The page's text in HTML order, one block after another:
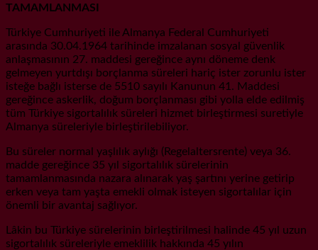
TAMAMLANMASI
Türkiye Cumhuriyeti ile Almanya Federal Cumhuriyeti
arasında 30.04.1964 tarihinde imzalanan sosyal güvenlik
anlaşmasının 27. maddesi gereğince aynı döneme denk
gelmeyen yurtdışı borçlanma süreleri hariç ister zorunlu ister
isteğe bağlı isterse de 5510 sayılı Kanunun 41. Maddesi
gereğince askerlik, doğum borçlanması gibi yolla elde edilmiş
tüm Türkiye sigortalılık süreleri hizmet birleştirmesi suretiyle
Almanya süreleriyle birleştirilebiliyor.
Bu süreler normal yaşlılık aylığı (Regelaltersrente) veya 36.
madde gereğince 35 yıl sigortalılık sürelerinin
tamamlanmasında nazara alınarak yaş şartını yerine getirip
erken veya tam yaşta emekli olmak isteyen sigortalılar için
önemli bir avantaj sağlıyor.
Lâkin bu Türkiye sürelerinin birleştirilmesi halinde 45 yıl uzun
sigortalılık süreleriyle emeklilik hakkında 45 yılın